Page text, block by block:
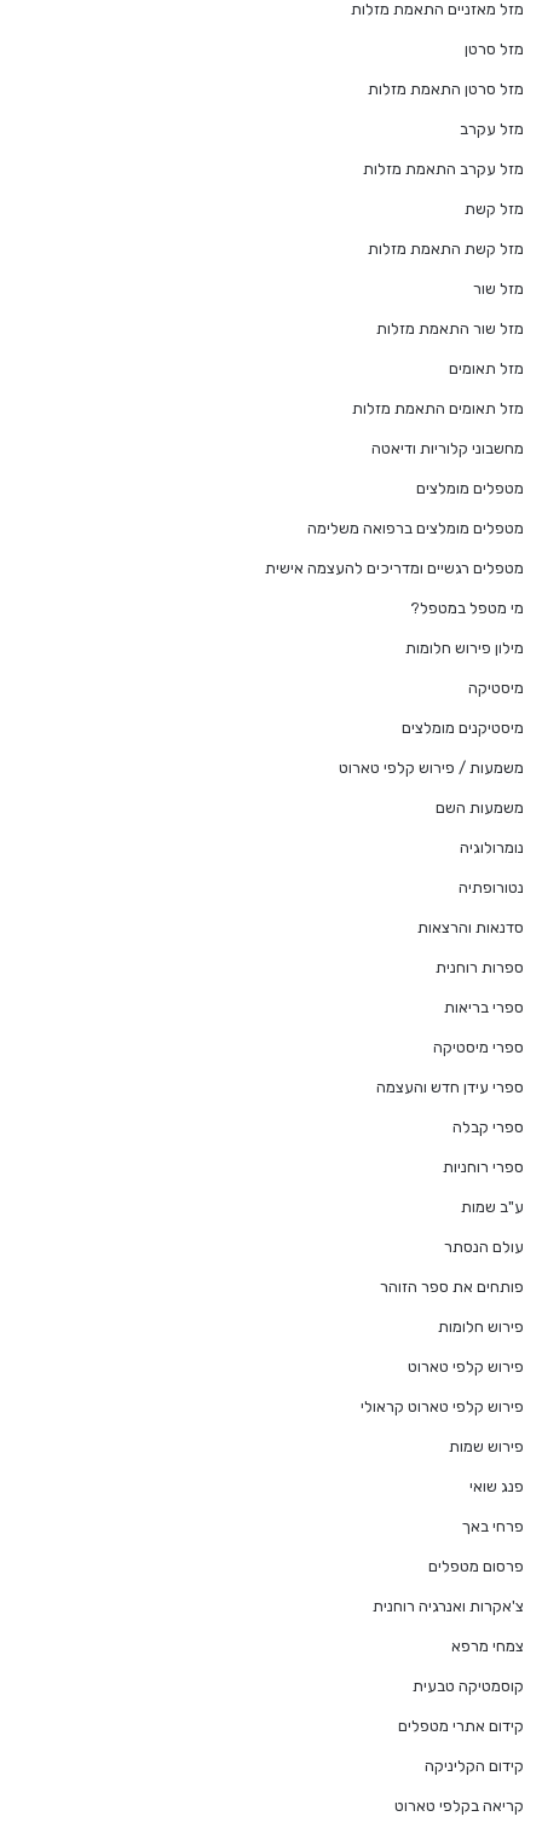
מזל מאזניים התאמת מזלות
מזל סרטן
מזל סרטן התאמת מזלות
מזל עקרב
מזל עקרב התאמת מזלות
מזל קשת
מזל קשת התאמת מזלות
מזל שור
מזל שור התאמת מזלות
מזל תאומים
מזל תאומים התאמת מזלות
מחשבוני קלוריות ודיאטה
מטפלים מומלצים
מטפלים מומלצים ברפואה משלימה
מטפלים רגשיים ומדריכים להעצמה אישית
מי מטפל במטפל?
מילון פירוש חלומות
מיסטיקה
מיסטיקנים מומלצים
משמעות / פירוש קלפי טארוט
משמעות השם
נומרולוגיה
נטורופתיה
סדנאות והרצאות
ספרות רוחנית
ספרי בריאות
ספרי מיסטיקה
ספרי עידן חדש והעצמה
ספרי קבלה
ספרי רוחניות
ע"ב שמות
עולם הנסתר
פותחים את ספר הזוהר
פירוש חלומות
פירוש קלפי טארוט
פירוש קלפי טארוט קראולי
פירוש שמות
פנג שואי
פרחי באך
פרסום מטפלים
צ'אקרות ואנרגיה רוחנית
צמחי מרפא
קוסמטיקה טבעית
קידום אתרי מטפלים
קידום הקליניקה
קריאה בקלפי טארוט